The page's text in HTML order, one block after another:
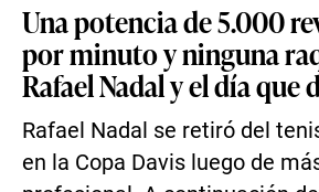
Una potencia de 5.000
por minuto y ninguna
Rafael Nadal y el día que
Rafael Nadal se retiró del
en la Copa Davis luego de